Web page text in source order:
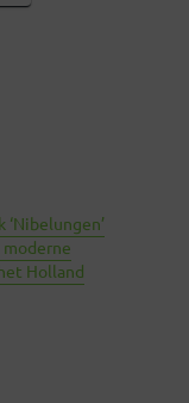
‘Nibelungen’
Holland